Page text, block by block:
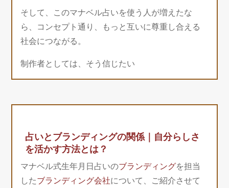
そして、このマナベル占いを使う人が増えたな
ら、コンセプト通り、もっと互いに尊重し合える
社会につながる。
制作者としては、そう信じたい
占いとブランディングの関係｜自分らしさ
を活かす方法とは？
マナベル式生年月日占いのブランディングを担当
したブランディング会社について、ご紹介させて